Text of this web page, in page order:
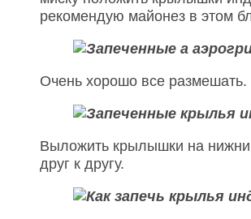
рекомендую майонез в этом
Очень хорошо все
Выложить крылышки на
друг к другу.